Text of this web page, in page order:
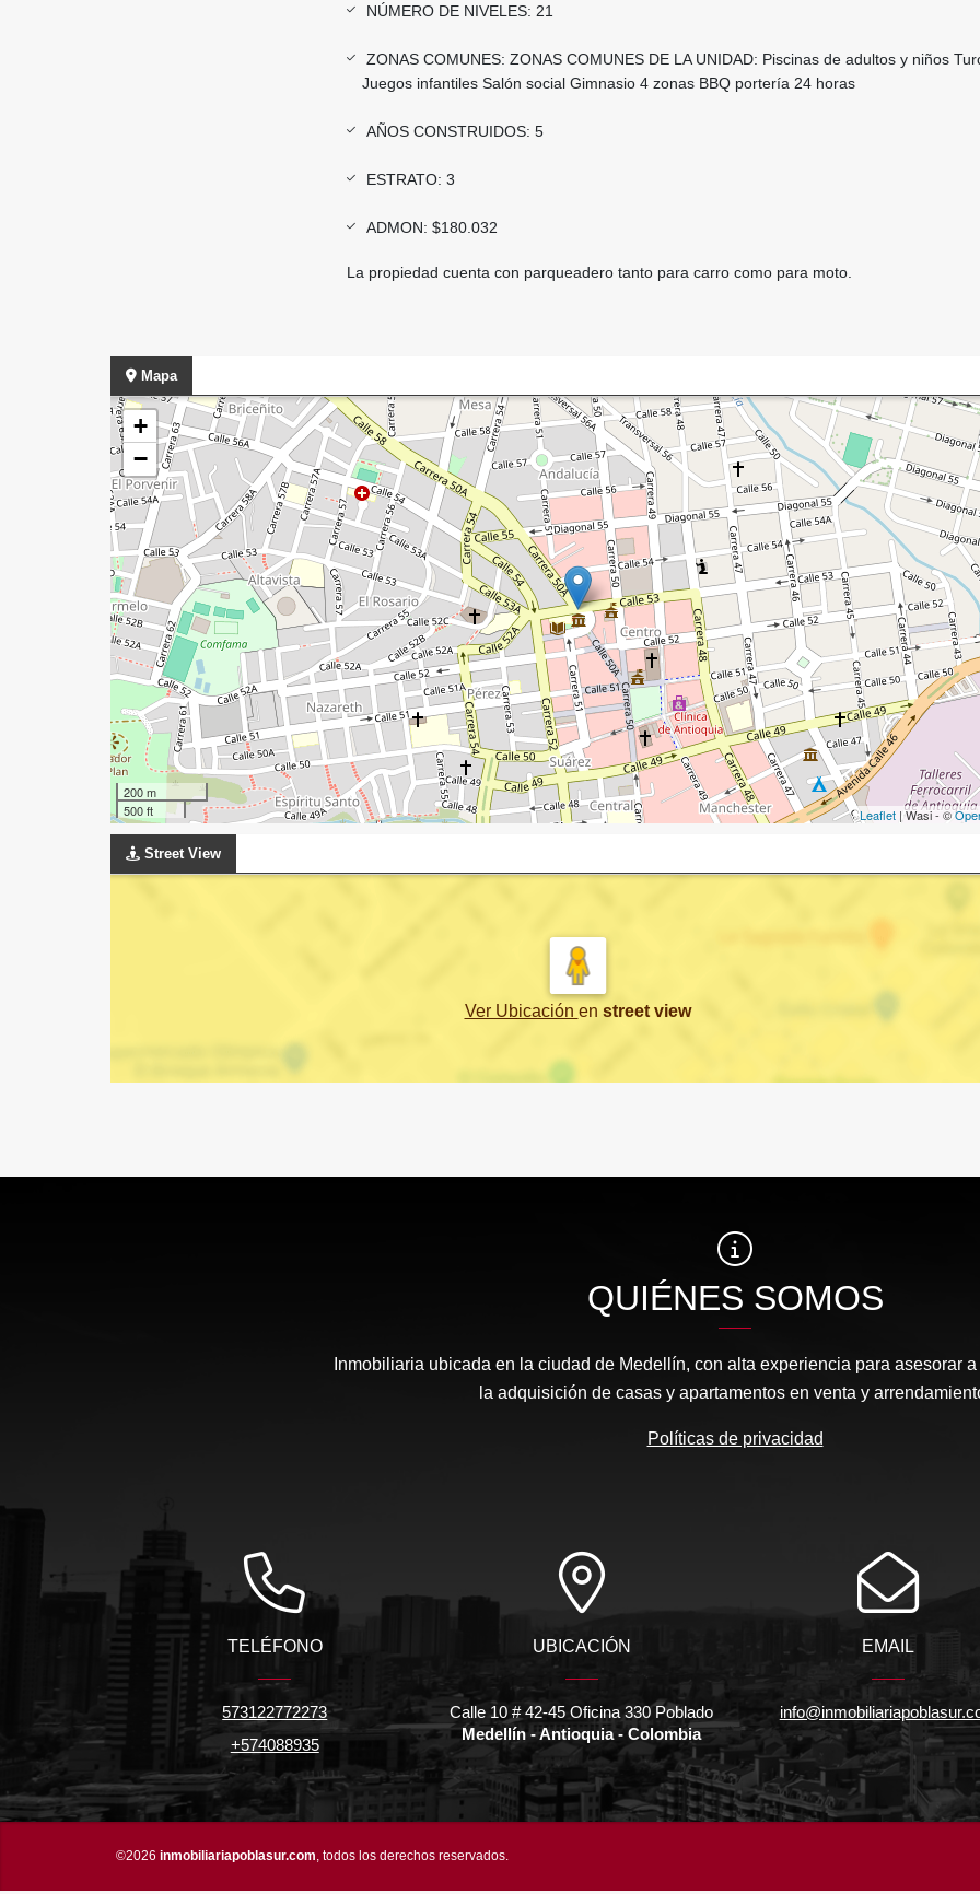
NÚMERO DE NIVELES: 21
ZONAS COMUNES: ZONAS COMUNES DE LA UNIDAD: Piscinas de adultos y niños
Juegos infantiles Salón social Gimnasio 4 zonas BBQ portería 24 horas
AÑOS CONSTRUIDOS: 5
ESTRATO: 3
ADMON: $180.032
La propiedad cuenta con parqueadero tanto para carro como para moto.
Mapa
+
−
200 m
500 ft
Leaflet | Wasi - ©
Street View
Ver Ubicación en street view
QUIÉNES SOMOS
Inmobiliaria ubicada en la ciudad de Medellín, con alta experiencia para asesorar
la adquisición de casas y apartamentos en venta y
Políticas de privacidad
TELÉFONO
573122772273
+574088935
UBICACIÓN
Calle 10 # 42-45 Oficina 330 Poblado
Medellín - Antioquia - Colombia
EMAIL
©2026 inmobiliariapoblasur.com , todos los derechos reservados.